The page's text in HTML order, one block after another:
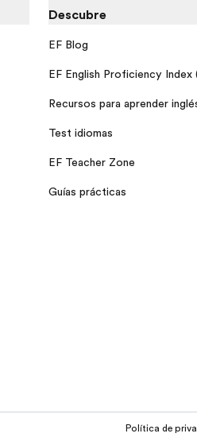
Descubre
EF Blog
EF English Proficiency Index
Recursos para aprender
Test idiomas
EF Teacher Zone
Guías prácticas
Política de